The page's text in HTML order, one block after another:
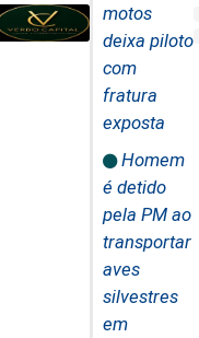
motos
deixa piloto
com
fratura
exposta
Homem
é detido
pela PM ao
transportar
aves
silvestres
em